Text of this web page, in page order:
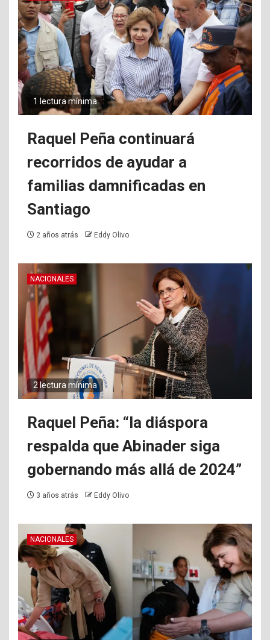
1 lectura mínima
Raquel Peña continuará
recorridos de ayudar a
familias damnificadas en
Santiago
2 años atrás Eddy Olivo
NACIONALES
2 lectura mínima
Raquel Peña: “la diáspora
respalda que Abinader siga
gobernando más allá de 2024”
3 años atrás Eddy Olivo
NACIONALES